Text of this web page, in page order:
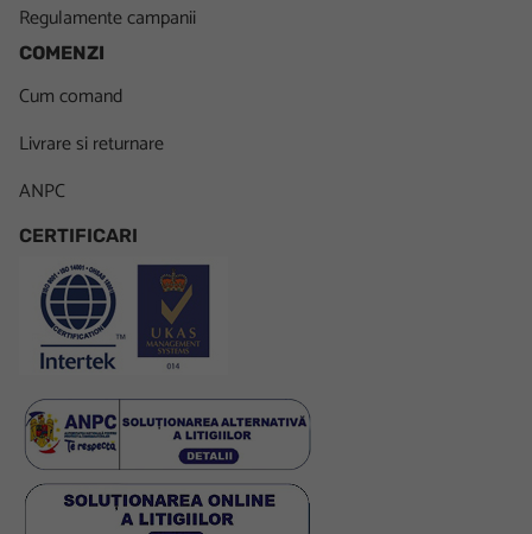
Regulamente campanii
COMENZI
Cum comand
Livrare si returnare
ANPC
CERTIFICARI